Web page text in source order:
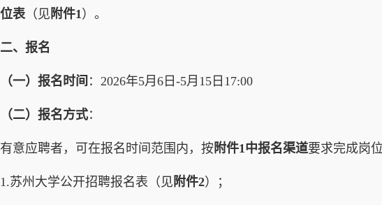
表（见 附件1）。
二、报名
（一）报名时间 ：2026年5月6日-5月15日17:00
（二）报名方式：
有意应聘者，可在报名时间范围内，按附件1中报名渠道要求完成岗
1.苏州大学公开招聘报名表（见 附件2）；